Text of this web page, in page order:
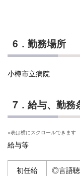
6．勤務場所
小樽市立病院
7．給与、勤務
給与等
初任給 ◎言語